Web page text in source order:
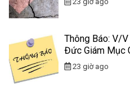
Thông Báo: V/
Đức Giám Mục
23 giờ ago